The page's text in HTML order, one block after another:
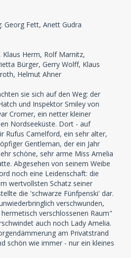
Georg Fett, Anett Gudra
Klaus Herm, Rolf Marnitz,
Bürger, Gerry Wolff, Klaus
Helmut Ahner
sie sich auf den Weg: der
und Inspektor Smiley von
Cromer, ein netter kleiner
Nordseeküste. Dort - auf
Rufus Camelford, ein sehr alter,
Gentleman, der ein Jahr
schöne, sehr arme Miss Amelia
Abgesehen von seinem Weibe
noch eine Leidenschaft: die
wertvollsten Schatz seiner
die 'schwarze Fünfpenski' dar.
verschwunden,
verschlossenen Raum"
auch noch Lady Amelia.
am Privatstrand
schön wie immer - nur ein kleines